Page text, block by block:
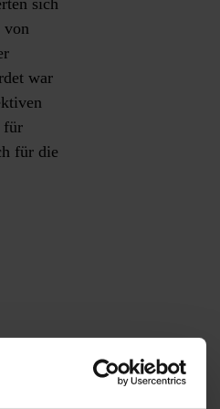
sich
von
war
für
für die